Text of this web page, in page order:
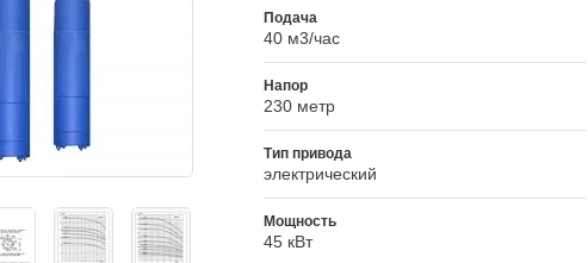
Подача
40 м3/час
Напор
230 метр
Тип привода
электрический
Мощность
45 кВт